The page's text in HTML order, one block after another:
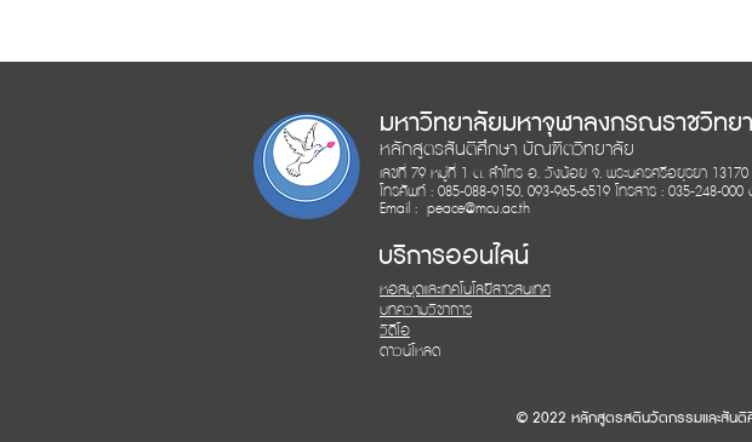
เลขที่ 79 หมู่ที่ 1 ต. ลำไทร อ. วังน้อย จ. พระนครศรีอยุธยา 13170
โทรศัพท์ : 085-088-9150, 093-965-6519 โทรสาร : 035-248-
Email : peace@mcu.ac.th
หลักสูตรสันติศึกษา บัณฑิตวิทยาลัย
มหาวิทยาลัยมหาจุฬาลงกรณราชวิทย
บริการออนไลน์
หอสมุดและเทคโนโลยีสารสนเทศ
บทความวิชาการ
วิดีโอ
ดาวน์โหลด
© 2022 หลักสูตรสตินวัตกรรมและสัน